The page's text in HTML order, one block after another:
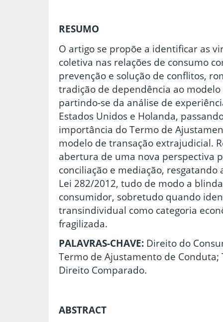
RESUMO
O artigo se propõe a identificar as
coletiva nas relações de consumo
prevenção e solução de conflitos,
tradição de dependência ao
partindo-se da análise de
Estados Unidos e Holanda,
importância do Termo de
modelo de transação extrajudicial.
abertura de uma nova perspectiva
conciliação e mediação,
Lei 282/2012, tudo de modo a
consumidor, sobretudo quando
transindividual como categoria
fragilizada.
PALAVRAS-CHAVE: Direito do
Termo de Ajustamento de
Direito Comparado.
ABSTRACT